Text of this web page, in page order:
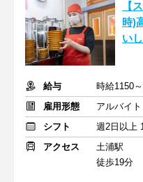
【
時)
い
給与
時給1150
雇用形態
アルバイ
シフト
週2日以上
アクセス
土浦駅
徒歩19分